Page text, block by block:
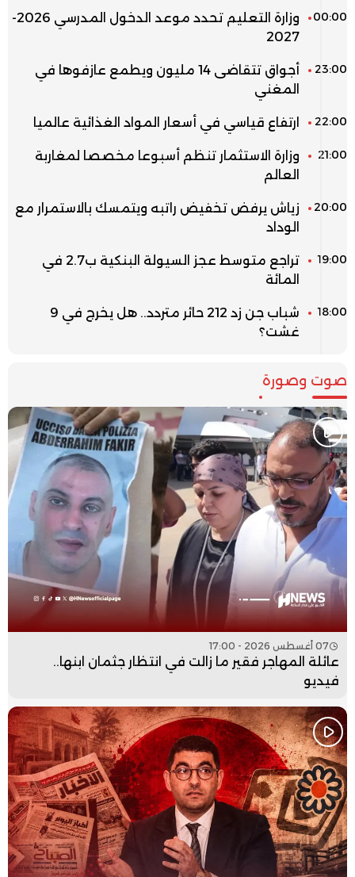
00:00
وزارة التعليم تحدد موعد الدخول المدرسي 2026-
2027
23:00
أجواق تتقاضى 14 مليون ويطمع عازفوها في
المغني
22:00 ارتفاع قياسي في أسعار المواد الغذائية عالميا
21:00
وزارة الاستثمار تنظم أسبوعا مخصصا لمغاربة
العالم
20:00
زياش يرفض تخفيض راتبه ويتمسك بالاستمرار مع
الوداد
19:00
تراجع متوسط عجز السيولة البنكية ب2.7 في
المائة
18:00
شباب جن زد 212 حائر متردد.. هل يخرج في 9
غشت؟
صوت وصورة
07 أغسطس 2026 - 17:00
عائلة المهاجر فقير ما زالت في انتظار جثمان ابنها..
فيديو